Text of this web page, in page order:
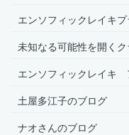
エンソフィックレイキ
未知なる可能性を開くク
エンソフィックレイキ
土屋多江子のブログ
ナオさんのブログ